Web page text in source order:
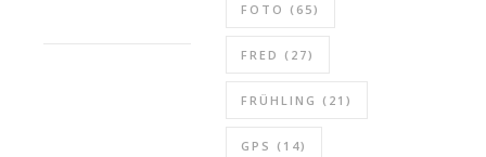
FOTO (65)
FRED (27)
FRÜHLING (21)
GPS (14)